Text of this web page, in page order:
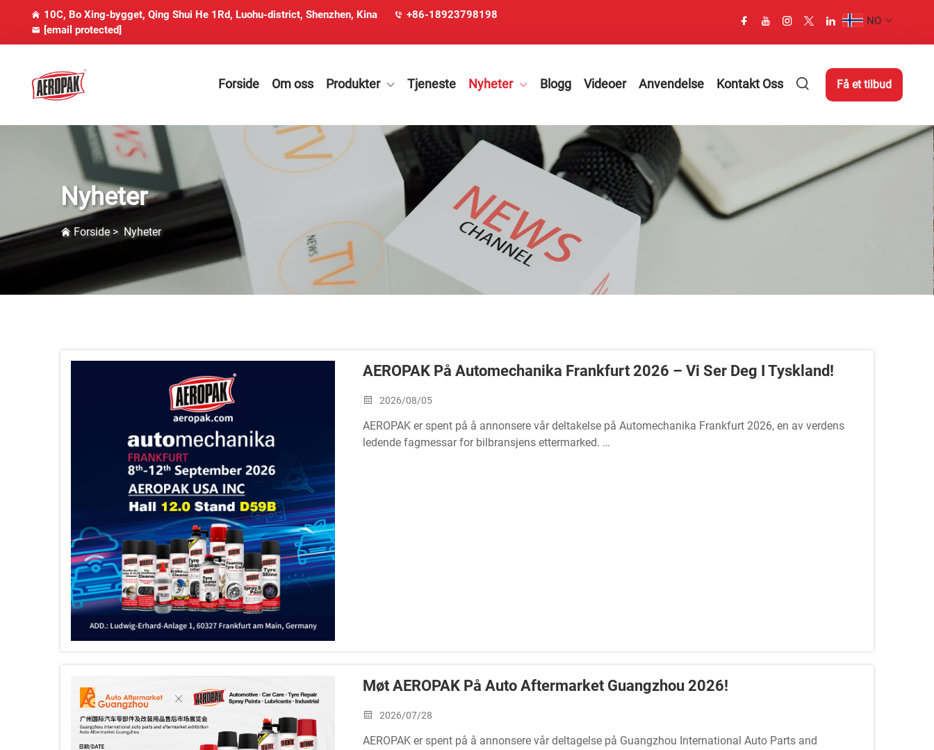
10C, Bo Xing-bygget, Qing Shui He 1Rd, Luohu-district, Shenzhen, Kina
+86-18923798198
[email protected]
NO
Forside Om oss Produkter Tjeneste Nyheter Blogg Videoer Anvendelse Kontakt Oss Få et tilbud
Nyheter
Forside> Nyheter
AEROPAK På Automechanika Frankfurt 2026 – Vi Ser Deg I Tyskland!
2026/08/05
AEROPAK er spent på å annonsere vår deltakelse på Automechanika Frankfurt 2026, en av verdens
ledende fagmessar for bilbransjens ettermarked.
Møt AEROPAK På Auto Aftermarket Guangzhou 2026!
2026/07/28
AEROPAK er spent på å annonsere vår deltagelse på Guangzhou International Auto Parts and